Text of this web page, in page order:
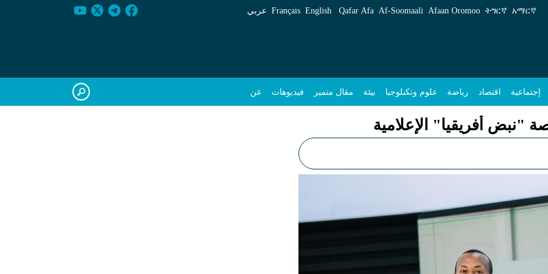
አማርኛ
ትግርኛ
Afaan Oromoo
Af‑Soomaali
Qafar Afa
English
Français عربي
إجتماعية اقتصاد رياضة علوم وتكنلوجيا بيئة مقال متميز فيديوهات عن
"نبض أفريقيا" الإعلامية